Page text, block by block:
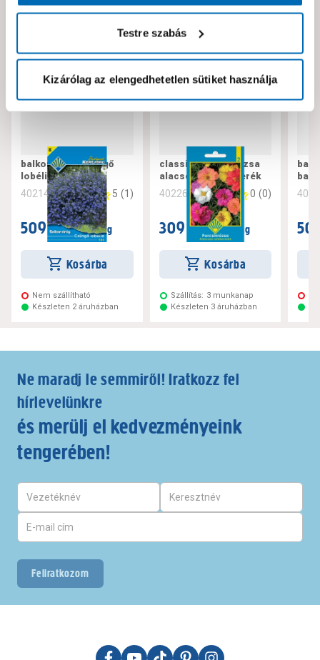
Testre szabás
Kizárólag az elengedhetetlen sütiket használja
balkon virág csüngő
lobélia kék
402142 5 (1)
509 Ft / csomag
Kosárba
Nem szállítható
Készleten 2 áruházban
classic porcsinrózsa
alacsony színkeverék
402260 0 (0)
309 Ft / csomag
Kosárba
Szállítás: 3 munkanap
Készleten 3 áruházban
Ne maradj le semmiről! Iratkozz fel
hírlevelünkre
és merülj el kedvezményeink
tengerében!
Feliratkozom